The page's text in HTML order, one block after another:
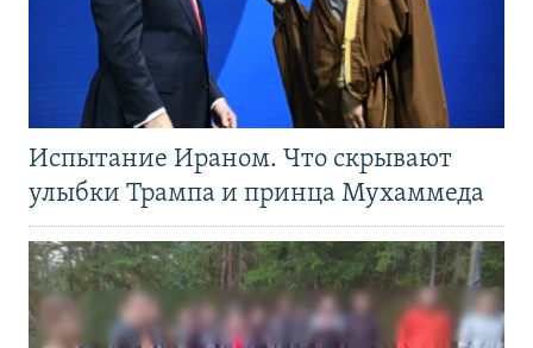
Испытание Ираном. Что скрывают
улыбки Трампа и принца Мухаммеда